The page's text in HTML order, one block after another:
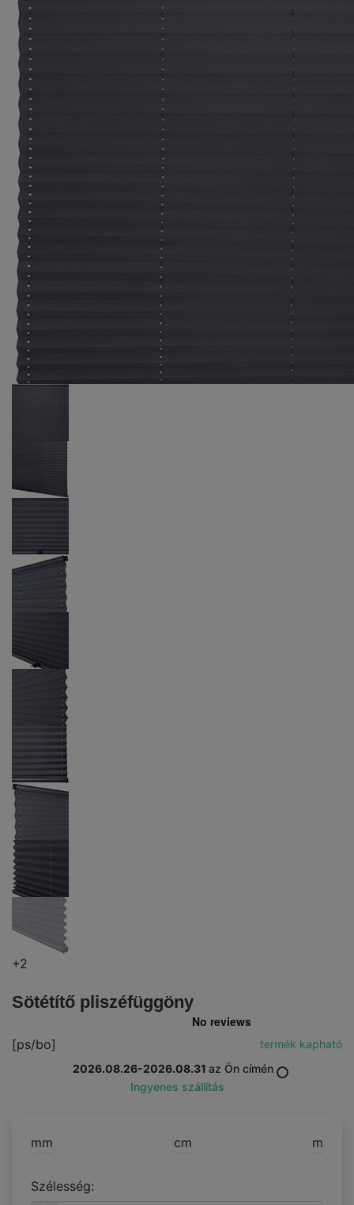
+2
Sötétítő pliszéfüggöny
[ps/bo]
termék kapható
2026.08.26-2026.08.31 az Ön címén
Ingyenes szállítás
mm cm m
Szélesség: